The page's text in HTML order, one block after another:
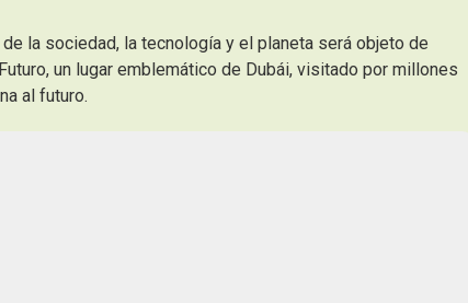
la sociedad, la tecnología y el planeta será objeto de
un lugar emblemático de Dubái, visitado por millones
al futuro.